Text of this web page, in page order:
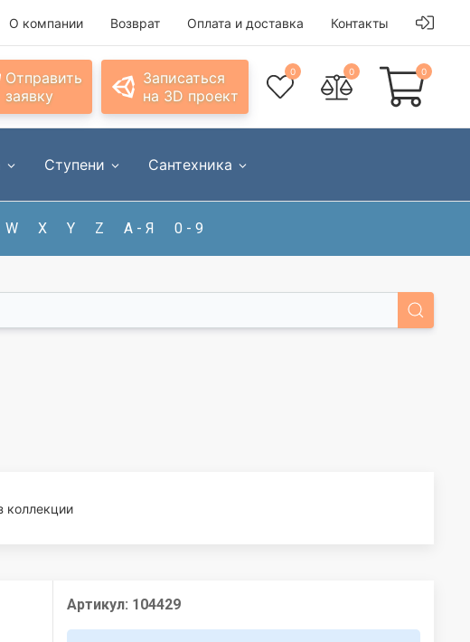
О компании Возврат Оплата и доставка Контакты
Отправить
заявку
Записаться
на 3D проект
0 0 0
Ступени Сантехника
W X Y Z А - Я 0 - 9
коллекции
Артикул: 104429